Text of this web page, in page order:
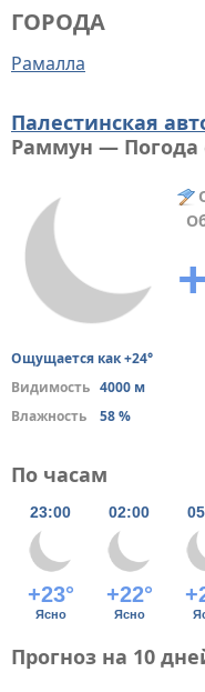
ГОРОДА
Рамалла
Палестинская
Раммун — Погода
Ощущается как +24°
Видимость 4000 м
Влажность
58 %
По часам
23:00 02:00
+23° +22°
Ясно Ясно
Прогноз на 10